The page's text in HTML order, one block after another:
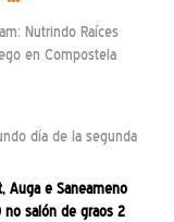
Nutrindo Raíces
en Compostela
día de la segunda
Auga e Saneameno
no salón de graos 2